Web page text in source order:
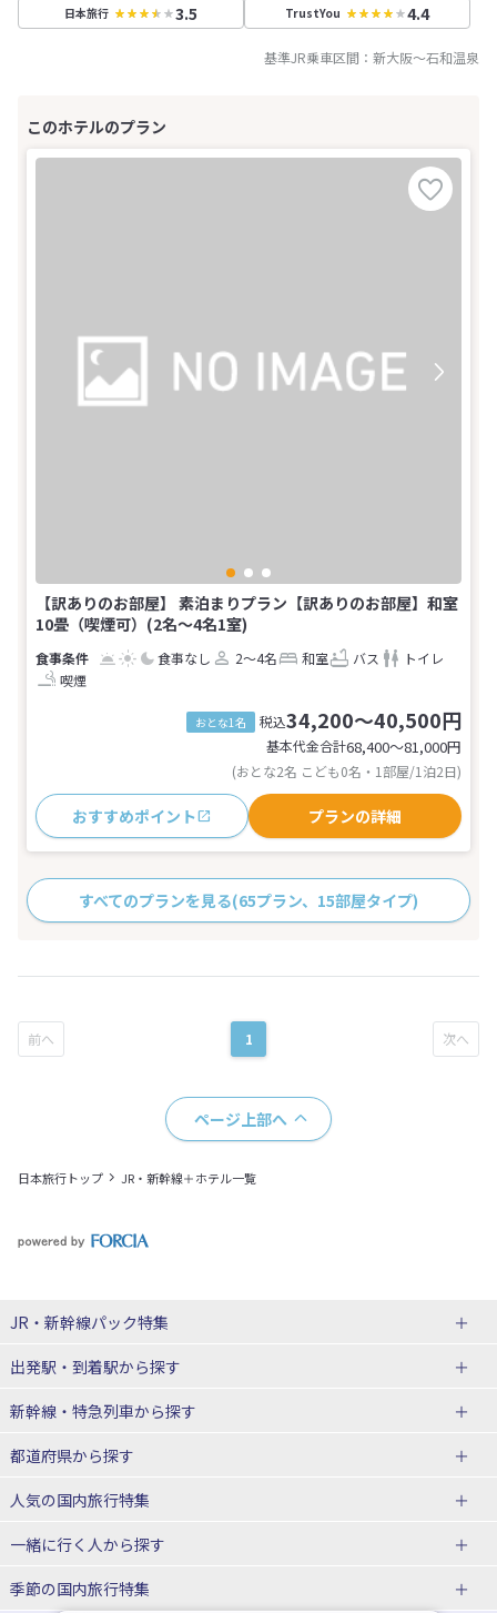
日本旅行 3.5 TrustYou 4.4
基準JR乗車区間： 新大阪～石和温泉
【訳ありのお部屋】 素泊まりプラン【訳ありのお部屋】和室
10畳（喫煙可）(2名～4名1室)
食事なし 2～4名 和室 バス
トイレ
喫煙
おとな1名 税込34,200～40,500円
基本代金合計68,400〜81,000円
(おとな2名 こども0名・1部屋/1泊2日)
おすすめポイント プランの詳細
すべてのプランを見る(65プラン、15部屋タイプ)
1
ページ上部へ
日本旅行トップ JR・新幹線＋ホテル一覧
JR・新幹線パック特集
JR・新幹線＋ホテルパック
出張パック
出発駅・到着駅から探す
秋田⇔東京 新幹線パック
仙台→東京 新幹線パック
富山⇔東京 新幹線パック
東京→仙台 新幹線パック
東京→金沢 新幹線パック
新幹線・特急列車から探す
北海道新幹線 旅行
山形新幹線 旅行
東海道新幹線 旅行
上越新幹線 旅行
都道府県から探す
北海道旅行・ツアー
東北
人気の国内旅行特集
東京ディズニーリゾート®への旅
ユニバーサル・スタジオ・ジャパ
一緒に行く人から探す
一人旅 国内版
季節の国内旅行特集